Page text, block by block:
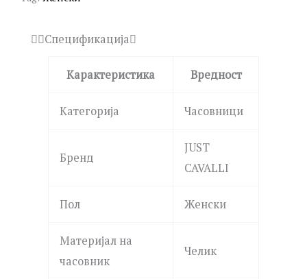
Спецификација
Карактеристика Вредност
Категорија Часовници
Бренд
JUST
CAVALLI
Пол Женски
Материјал на
часовник
Челик